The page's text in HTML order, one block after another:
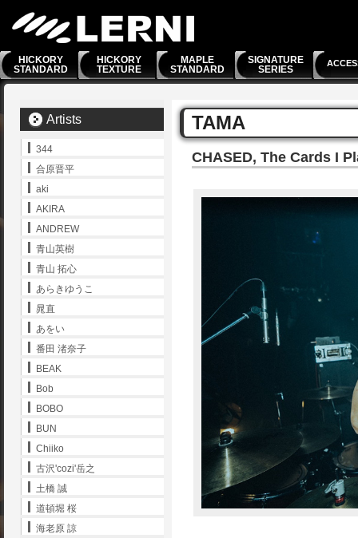
HICKORY
STANDARD
HICKORY
TEXTURE
MAPLE
STANDARD
SIGNATURE
SERIES
TAMA
CHASED, The Cards I
Artists
344
合原晋平
aki
AKIRA
ANDREW
青山英樹
青山 拓心
あらきゆうこ
晁直
あをい
番田 渚奈子
BEAK
Bob
BOBO
BUN
Chiiko
古沢'cozi'岳之
土橋 誠
道頓堀 桜
海老原 諒